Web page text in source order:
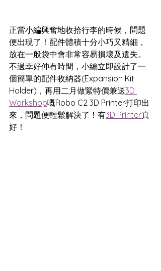
正當小編興奮地收拾行李的時候，問題
便出現了！配件體積十分小巧又精細，
放在一般袋中會非常容易損壞及遺失。
不過幸好仲有時間，小編立即設計了一
個簡單的配件收納器(Expansion Kit
Holder)，再用二月做緊特價兼送3D
Workshop嘅Robo C2 3D Printer打印出
來，問題便輕鬆解決了！有3D Printer真
好！